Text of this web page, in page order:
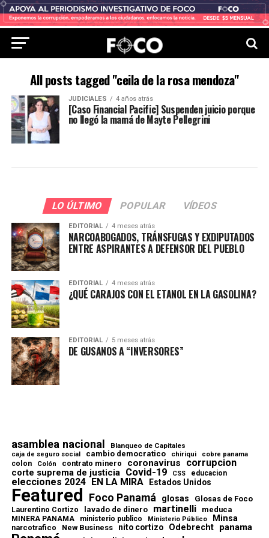
All posts tagged "ceila de la rosa mendoza"
JUDICIALES 4 años atrás
[Caso Financial Pacific] Suspenden juicio porque
no llegó la mamá de Mayte Pellegrini
LO ÚLTIMO POPULAR VÍDEOS
EDITORIAL 4 meses atrás
NARCOABOGADOS, TRÁNSFUGAS Y EXDIPUTADOS
ENTRE ASPIRANTES A DEFENSOR DEL PUEBLO
EDITORIAL 4 meses atrás
¿QUÉ CARAJOS CON EL ETANOL EN LA GASOLINA?
EDITORIAL 5 meses atrás
DE GUSANOS A “INVERSORES”
asamblea nacional Blanqueo de Capitales
caja de seguro social cambio democratico chiriqui cobre panama
colon Colón contrato minero coronavirus corrupcion
corte suprema de justicia Covid-19 CSS educacion
elecciones 2024 EN LA MIRA Estados Unidos
Featured Foco Panamá glosas Glosas de Foco
Laurentino Cortizo lavado de dinero martinelli meduca
MINERA PANAMA ministerio publico Ministerio Público Minsa
narcotrafico New Business nito cortizo Odebrecht panama